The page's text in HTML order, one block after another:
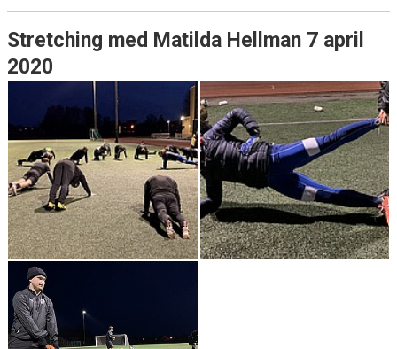
Stretching med Matilda Hellman 7 april
2020